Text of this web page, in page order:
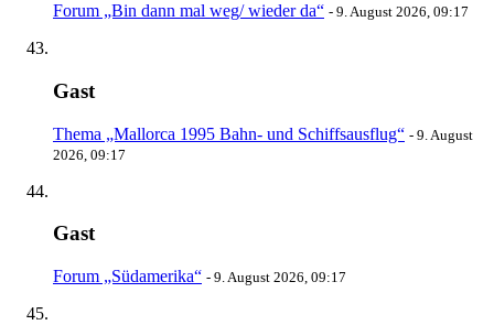
Forum „Bin dann mal weg/ wieder da“ - 9. August 2026, 09:17
Gast
Thema „Mallorca 1995 Bahn- und Schiffsausflug“ - 9. August
2026, 09:17
Gast
Forum „Südamerika“ - 9. August 2026, 09:17